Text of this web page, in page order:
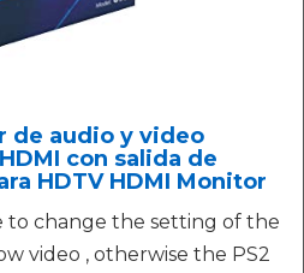
de audio y video
con salida de
HDTV HDMI Monitor
to change the setting of the
video , otherwise the PS2